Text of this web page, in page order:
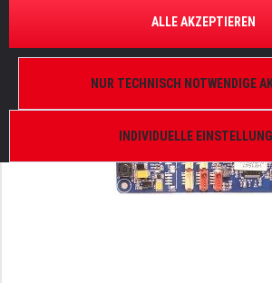
ELATION 9900011945
INDIVIDUELLE
NUR TECHNISCH NOTWENDIGE
ALLE AKZEPTIEREN